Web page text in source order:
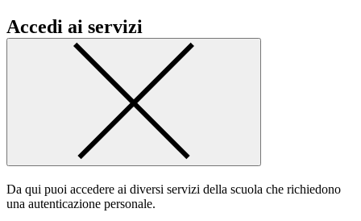
Accedi ai servizi
Da qui puoi accedere ai diversi servizi della scuola che richiedono
una autenticazione personale.